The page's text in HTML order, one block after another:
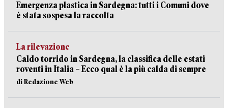
Emergenza plastica in Sardegna: tutti i Comuni dove
è stata sospesa la raccolta
La rilevazione
Caldo torrido in Sardegna, la classifica delle estati
roventi in Italia – Ecco qual è la più calda di sempre
di Redazione Web